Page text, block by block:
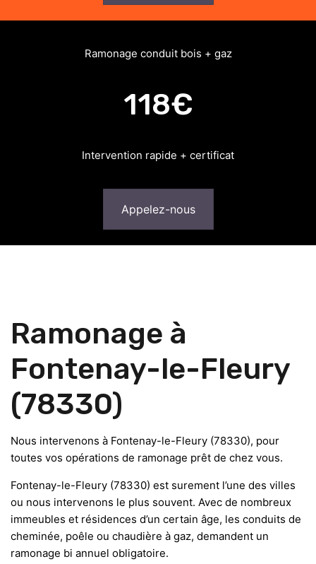
Ramonage conduit bois + gaz
118€
Intervention rapide + certificat
Appelez-nous
Ramonage à
Fontenay-le-Fleury
(78330)
Nous intervenons à Fontenay-le-Fleury (78330), pour
toutes vos opérations de ramonage prêt de chez vous.
Fontenay-le-Fleury (78330) est surement l’une des villes
ou nous intervenons le plus souvent. Avec de nombreux
immeubles et résidences d’un certain âge, les conduits de
cheminée, poêle ou chaudière à gaz, demandent un
ramonage bi annuel obligatoire.